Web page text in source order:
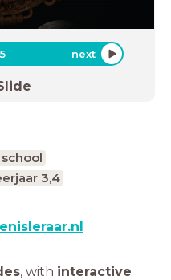
next
3,4
, with interactive